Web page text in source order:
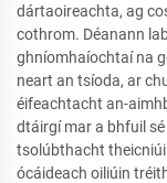
dártaoireachta, ag
cothrom. Déanann
ghníomhaíochtaí na
neart an tsíoda, ar
éifeachtacht an-
dtáirgí mar a bhfuil
tsolúbthacht
ócáideach oiliúin